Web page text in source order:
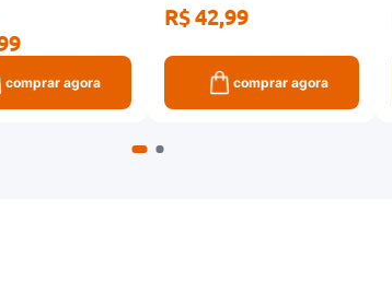
comprar agora
R$ 42,99
comprar agora